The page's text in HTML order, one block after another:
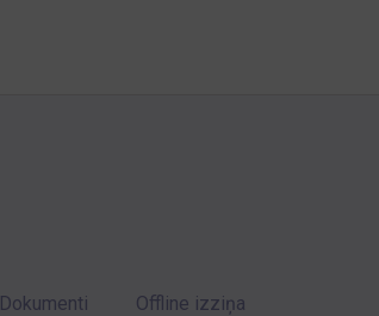
Dokumenti Offline izziņa